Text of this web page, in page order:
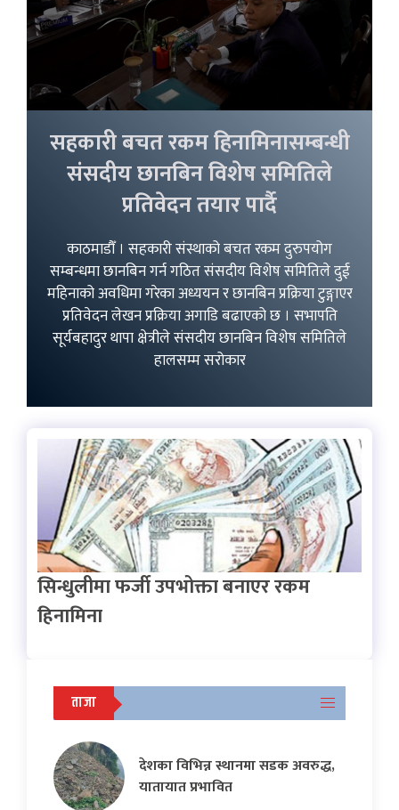
सहकारी बचत रकम हिनामिनासम्बन्धी
संसदीय छानबिन विशेष समितिले
प्रतिवेदन तयार पार्दै
काठमाडौँ । सहकारी संस्थाको बचत रकम दुरुपयोग
सम्बन्धमा छानबिन गर्न गठित संसदीय विशेष समितिले दुई
महिनाको अवधिमा गरेका अध्ययन र छानबिन प्रक्रिया टुङ्गाएर
प्रतिवेदन लेखन प्रक्रिया अगाडि बढाएको छ । सभापति
सूर्यबहादुर थापा क्षेत्रीले संसदीय छानबिन विशेष समितिले
हालसम्म सरोकार
सिन्धुलीमा फर्जी उपभोक्ता बनाएर रकम
हिनामिना
ताजा
देशका विभिन्न स्थानमा सडक अवरुद्ध,
यातायात प्रभावित